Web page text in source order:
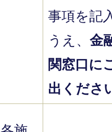
事項を記
うえ、 金
関窓口に
出くださ